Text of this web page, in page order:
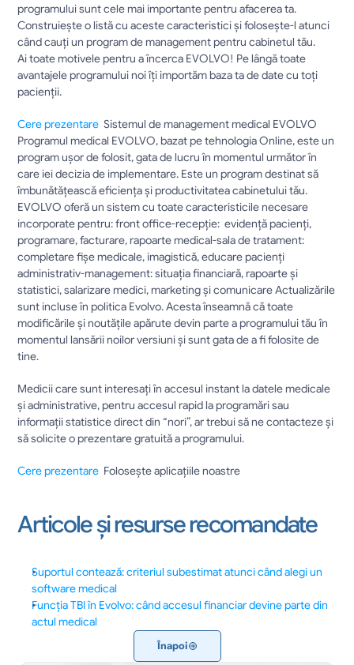
programului sunt cele mai importante pentru afacerea ta.
Construieşte o listă cu aceste caracteristici şi foloseşte-l atunci
când cauţi un program de management pentru cabinetul tău.
Ai toate motivele pentru a încerca EVOLVO! Pe lângă toate
avantajele programului noi îți importăm baza ta de date cu toți
pacienții.
Cere prezentare Sistemul de management medical EVOLVO
Programul medical EVOLVO, bazat pe tehnologia Online, este un
program uşor de folosit, gata de lucru în momentul următor în
care iei decizia de implementare. Este un program destinat să
îmbunătăţească eficienţa şi productivitatea cabinetului tău.
EVOLVO oferă un sistem cu toate caracteristicile necesare
incorporate pentru: front office-recepţie:  evidență pacienți,
programare, facturare, rapoarte medical-sala de tratament:
completare fișe medicale, imagistică, educare pacienți
administrativ-management: situația financiară, rapoarte și
statistici, salarizare medici, marketing și comunicare Actualizările
sunt incluse în politica Evolvo. Acesta înseamnă că toate
modificările şi noutăţile apărute devin parte a programului tău în
momentul lansării noilor versiuni şi sunt gata de a fi folosite de
Medicii care sunt interesaţi în accesul instant la datele medicale
şi administrative, pentru accesul rapid la programări sau
informaţii statistice direct din “nori”, ar trebui să ne contacteze şi
să solicite o prezentare gratuită a programului.
Cere prezentare Folosește aplicațiile noastre
Articole și resurse recomandate
Suportul contează: criteriul subestimat atunci când alegi un
software medical
Funcția TBI în Evolvo: când accesul financiar devine parte din
actul medical
Înapoi